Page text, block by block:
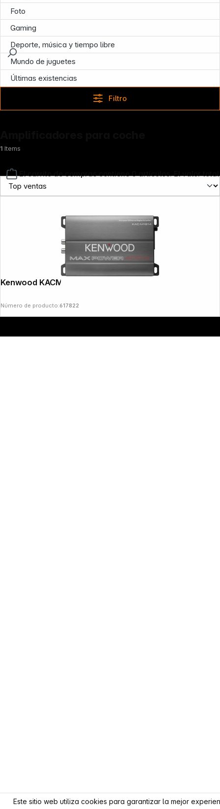
El carrito de compras contiene 0 artículos. El valor
Foto
Gaming
Deporte, música y tiempo libre
Mundo de juguetes
Últimas existencias
Filtro
1 Items
Kenwood KACM1814
Número de producto:617822
Copyright © 2000 - 2026 DIFOX. All rights reserved.
Este sitio web utiliza cookies para garantizar la mejor